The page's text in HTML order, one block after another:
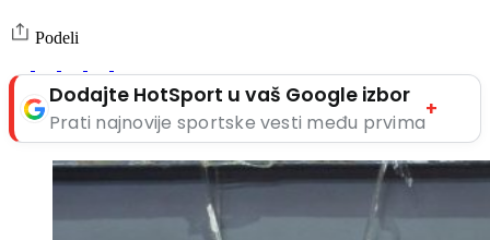
Podeli
Dodajte HotSport u vaš Google izbor
Prati najnovije sportske vesti među prvima
+